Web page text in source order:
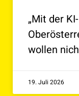
„Mit der
wollen
19. Juli 2026